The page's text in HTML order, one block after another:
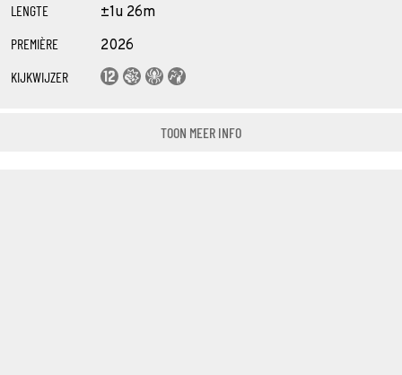
LENGTE ±1u 26m
PREMIÈRE 2026
KIJKWIJZER
TOON MEER INFO